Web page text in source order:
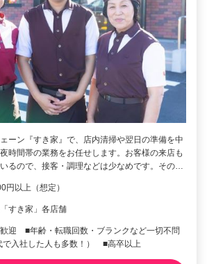
ーン『すき家』で、店内清掃や翌日の準備を中
時間帯の業務をお任せします。お客様の来店も
るので、接客・調理などは少なめです。その…
円以上（想定）
すき家」各店舗
迎 ■年齢・転職回数・ブランクなど一切不問
で入社した人も多数！） ■高卒以上